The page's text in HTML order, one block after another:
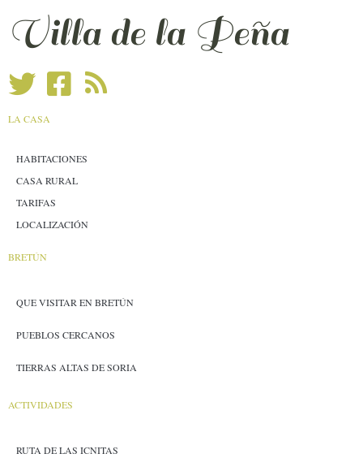
Villa de la Peña
LA CASA
HABITACIONES
CASA RURAL
TARIFAS
LOCALIZACIÓN
BRETÚN
QUE VISITAR EN BRETÚN
PUEBLOS CERCANOS
TIERRAS ALTAS DE SORIA
ACTIVIDADES
RUTA DE LAS ICNITAS